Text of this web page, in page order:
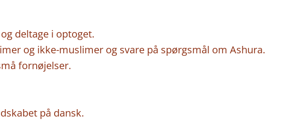
deltage i optoget.
og ikke-muslimer og svare på spørgsmål om Ashura.
fornøjelser.
på dansk.